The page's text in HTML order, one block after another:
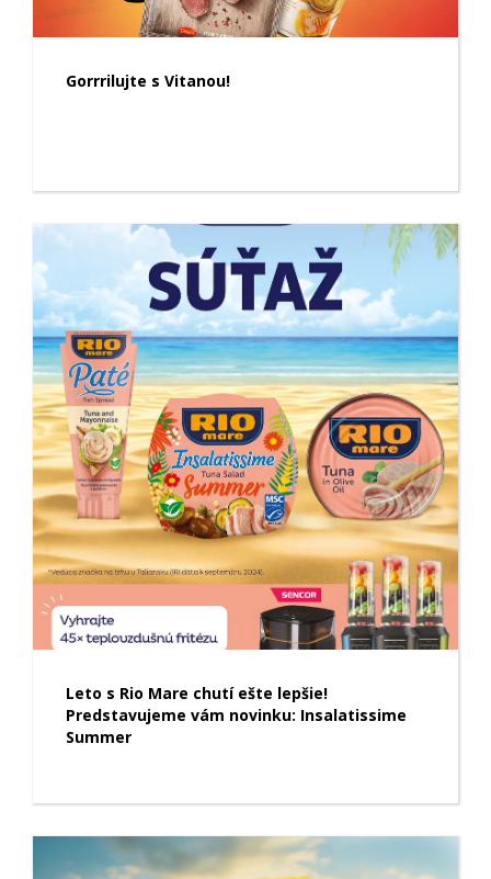
Gorrrilujte s Vitanou!
Leto s Rio Mare chutí ešte lepšie!
Predstavujeme vám novinku: Insalatissime
Summer